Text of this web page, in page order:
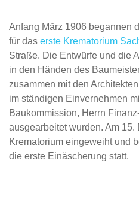
Anfang März 1906 begannen
für das erste Krematorium
Straße. Die Entwürfe und die
in den Händen des
zusammen mit den
im ständigen Einvernehmen
Baukommission, Herrn
ausgearbeitet wurden. Am
Krematorium eingeweiht und
die erste Einäscherung statt.